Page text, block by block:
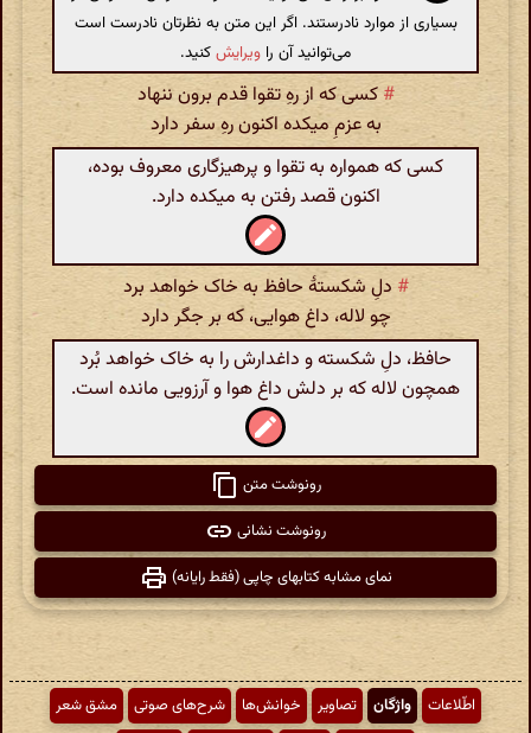
بسیاری از موارد نادرستند. اگر این متن به نظرتان نادرست است
می‌توانید آن را ویرایشکنید.
# کسی که از رهِ تقوا قدم برون ننهاد
به عزمِ میکده اکنون رهِ سفر دارد
کسی که همواره به تقوا و پرهیز‌گاری معروف بوده،
اکنون قصد رفتن به میکده دارد.
# دل‌ِ شکستهٔ حافظ به خاک خواهد برد
چو لاله، داغ هوایی‌، که بر جگر دارد
حافظ‌، دل‌‌ِ شکسته و داغدارش را به خاک خواهد بُرد
همچون لاله که بر دلش داغ هوا و آرزویی مانده است.
رونوشت متن
رونوشت نشانی
نمای مشابه کتابهای چاپی (فقط رایانه)
اطّلاعات واژگان تصاویر خوانش‌ها شرح‌های صوتی
مشق شعر